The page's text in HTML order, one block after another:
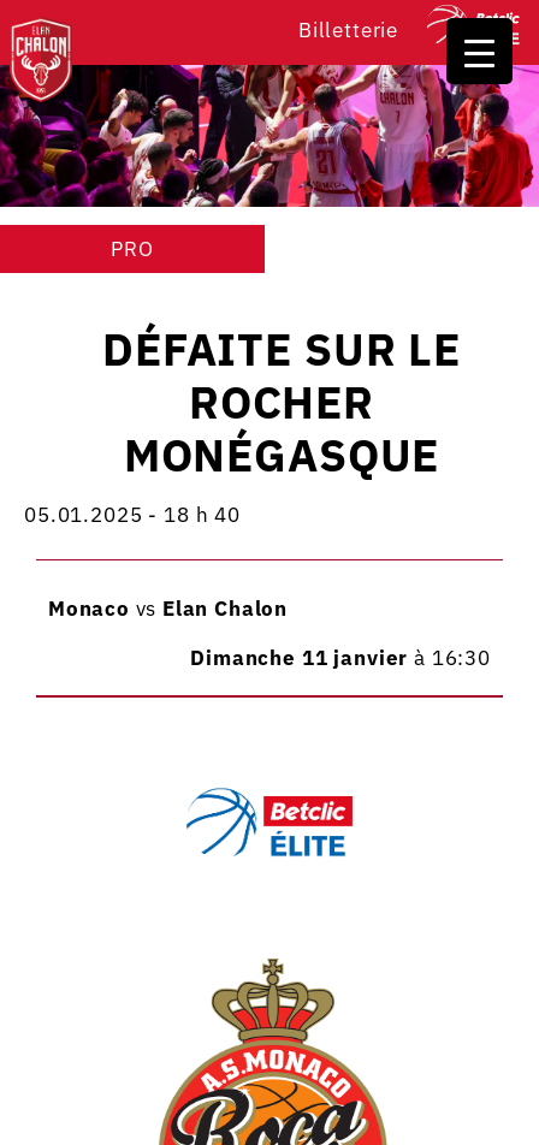
Billetterie
PRO
DÉFAITE SUR LE
ROCHER
MONÉGASQUE
05.01.2025 - 18 h 40
Monaco vs ElanChalon
Dimanche 11 janvierà 16:30